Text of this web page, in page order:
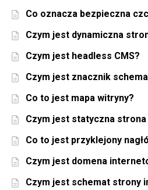
Co oznacza bezpieczna
Czym jest dynamiczna
Czym jest headless CMS?
Czym jest znacznik
Co to jest mapa witryny?
Czym jest statyczna
Co to jest przyklejony
Czym jest domena
Czym jest schemat strony